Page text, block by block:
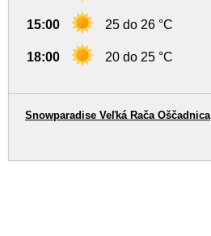
15:00 25 do 26 °C
18:00 20 do 25 °C
Snowparadise Veľká Rača Oščadnica